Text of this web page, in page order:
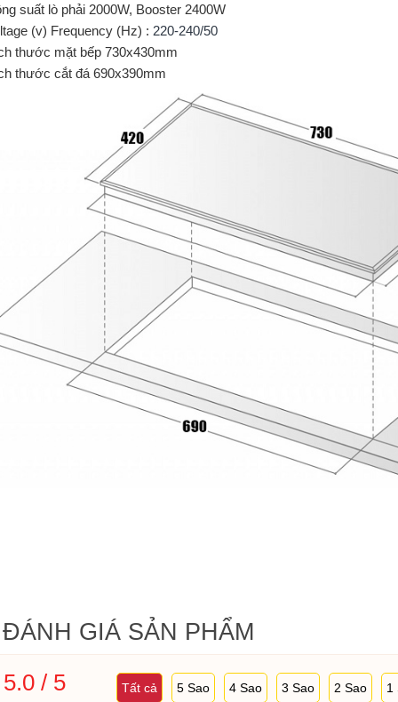
suất lò phải 2000W, Booster 2400W
(v) Frequency (Hz) : 220-240/50
thước mặt bếp 730x430mm
thước cắt đá 690x390mm
ĐÁNH GIÁ SẢN PHẨM
5.0 / 5
Tất cả 5 Sao 4 Sao 3 Sao 2 Sao 1